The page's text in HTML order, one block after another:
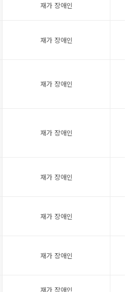
재가 장애인
재가 장애인
재가 장애인
재가 장애인
재가 장애인
재가 장애인
재가 장애인
재가 장애인